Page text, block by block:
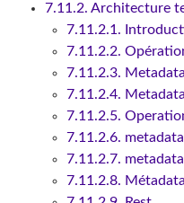
7.11.2. Architecture
7.11.2.1.
7.11.2.2.
7.11.2.3.
7.11.2.4.
7.11.2.5.
7.11.2.6.
7.11.2.7.
7.11.2.8. Métadata